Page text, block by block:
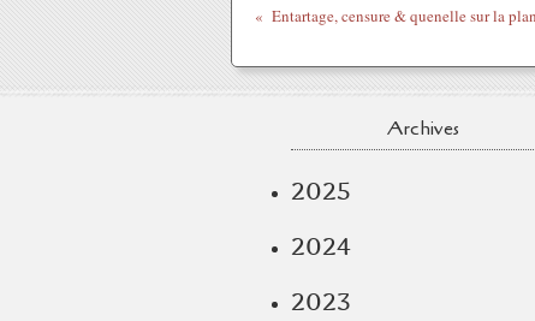
Entartage, censure & quenelle sur la
Archives
2025
2024
2023